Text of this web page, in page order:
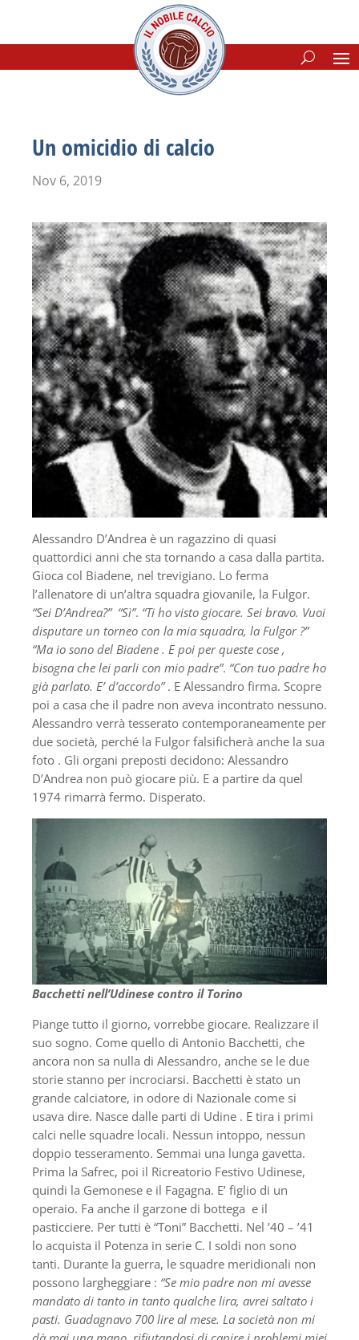
Un omicidio di calcio
Nov 6, 2019
Alessandro D’Andrea è un ragazzino di quasi
quattordici anni che sta tornando a casa dalla partita.
Gioca col Biadene, nel trevigiano. Lo ferma
l’allenatore di un’altra squadra giovanile, la Fulgor.
“Sei D’Andrea?” “Sì”. “Ti ho visto giocare. Sei bravo. Vuoi
disputare un torneo con la mia squadra, la Fulgor ?”
“Ma io sono del Biadene . E poi per queste cose ,
bisogna che lei parli con mio padre”. “Con tuo padre ho
già parlato. E’ d’accordo”. E Alessandro firma. Scopre
poi a casa che il padre non aveva incontrato nessuno.
Alessandro verrà tesserato contemporaneamente per
due società, perché la Fulgor falsificherà anche la sua
foto . Gli organi preposti decidono: Alessandro
D’Andrea non può giocare più. E a partire da quel
1974 rimarrà fermo. Disperato.
Bacchetti nell’Udinese contro il Torino
Piange tutto il giorno, vorrebbe giocare. Realizzare il
suo sogno. Come quello di Antonio Bacchetti, che
ancora non sa nulla di Alessandro, anche se le due
storie stanno per incrociarsi. Bacchetti è stato un
grande calciatore, in odore di Nazionale come si
usava dire. Nasce dalle parti di Udine . E tira i primi
calci nelle squadre locali. Nessun intoppo, nessun
doppio tesseramento. Semmai una lunga gavetta.
Prima la Safrec, poi il Ricreatorio Festivo Udinese,
quindi la Gemonese e il Fagagna. E’ figlio di un
operaio. Fa anche il garzone di bottega e il
pasticciere. Per tutti è “Toni” Bacchetti. Nel ’40 – ’41
lo acquista il Potenza in serie C. I soldi non sono
tanti. Durante la guerra, le squadre meridionali non
possono largheggiare : “Se mio padre non mi avesse
mandato di tanto in tanto qualche lira, avrei saltato i
pasti. Guadagnavo 700 lire al mese. La società non mi